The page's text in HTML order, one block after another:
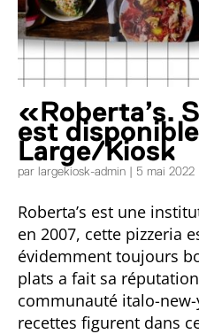
«Roberta’s.
est
Large/Kiosk
par largekiosk-admin | 5 mai 2022
Roberta’s est une
en 2007, cette pizzeria
évidemment toujours
plats a fait sa
communauté italo-
recettes figurent dans